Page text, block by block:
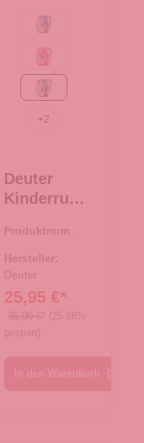
aqua-wave
blossom-dahlia
spearmint-seagreen
+2
Deuter
Kinderruck
spearmint-
seagreen
Produktnumme
Hersteller:
Deuter
25,95 €*
35,00 €* (25.86%
gespart)